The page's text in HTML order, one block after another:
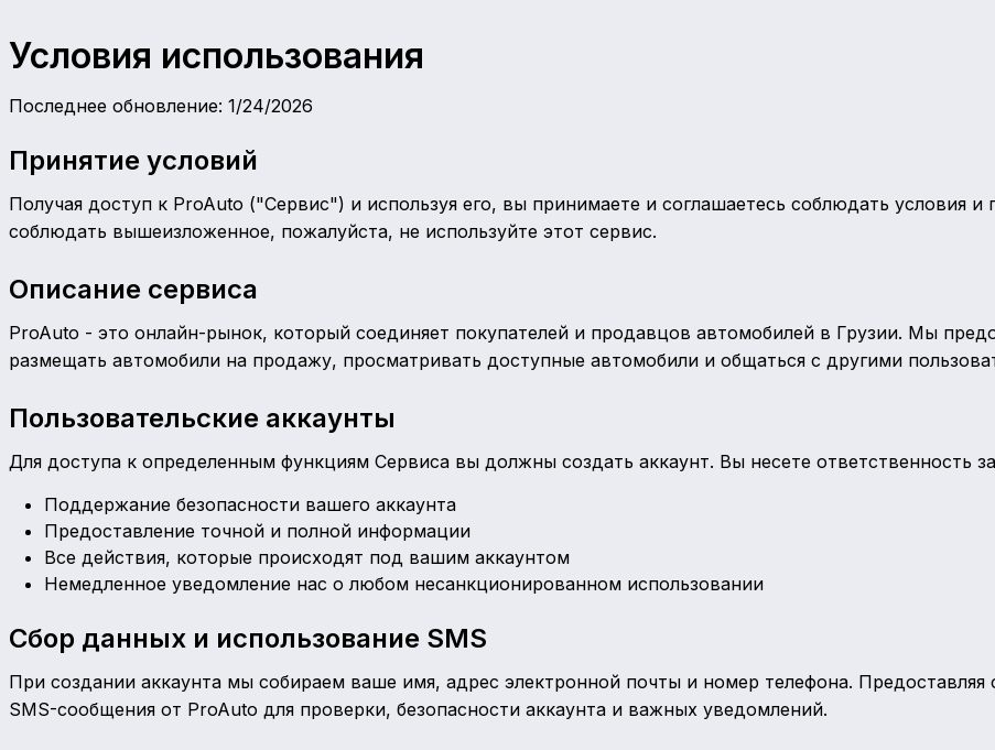
Условия использования
Последнее обновление: 1/24/2026
Принятие условий
Получая доступ к ProAuto ("Сервис") и используя его, вы принимаете и соглашаетесь соблюдать условия
соблюдать вышеизложенное, пожалуйста, не используйте этот сервис.
Описание сервиса
ProAuto - это онлайн-рынок, который соединяет покупателей и продавцов автомобилей в Грузии. Мы
размещать автомобили на продажу, просматривать доступные автомобили и общаться с другими
Пользовательские аккаунты
Для доступа к определенным функциям Сервиса вы должны создать аккаунт. Вы несете ответственность
Поддержание безопасности вашего аккаунта
Предоставление точной и полной информации
Все действия, которые происходят под вашим аккаунтом
Немедленное уведомление нас о любом несанкционированном использовании
Сбор данных и использование SMS
При создании аккаунта мы собираем ваше имя, адрес электронной почты и номер телефона. Предоставляя
SMS-сообщения от ProAuto для проверки, безопасности аккаунта и важных уведомлений.